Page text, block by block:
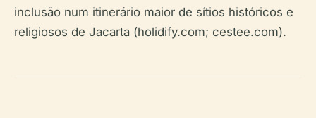
inclusão num itinerário maior de sítios históricos e
religiosos de Jacarta (holidify.com; cestee.com).